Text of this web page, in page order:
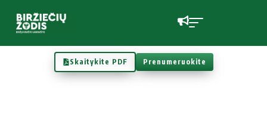
Skaitykite PDF Prenumeruokite